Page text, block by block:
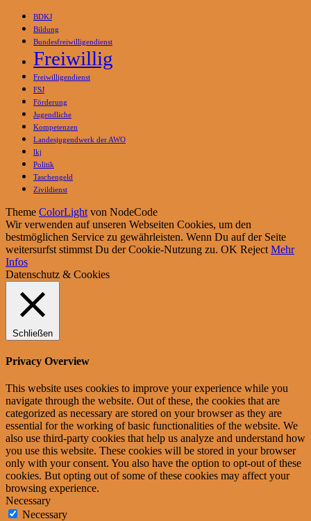
BDKJ
Bildung
Bundesfreiwilligendienst
Freiwillig
Freiwilligendienst
FSJ
Förderung
Jugendliche
Kompetenzen
Landesjugendwerk der AWO
lkj
Politik
Taschengeld
Zivildienst
Theme ColorLight von NodeCode
Wir verwenden auf unseren Webseiten Cookies, um den
bestmöglichen Service zu gewährleisten. Wenn Du auf der Seite
weitersurfst stimmst Du der Cookie-Nutzung zu. OK Reject Mehr
Infos
Datenschutz & Cookies
Schließen
Privacy Overview
This website uses cookies to improve your experience while you
navigate through the website. Out of these, the cookies that are
categorized as necessary are stored on your browser as they are
essential for the working of basic functionalities of the website. We
also use third-party cookies that help us analyze and understand how
you use this website. These cookies will be stored in your browser
only with your consent. You also have the option to opt-out of these
cookies. But opting out of some of these cookies may affect your
browsing experience.
Necessary
Necessary